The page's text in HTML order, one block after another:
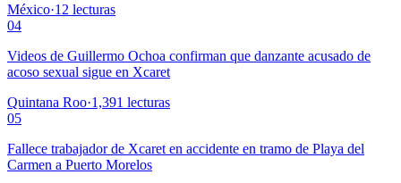
México·12 lecturas
04
Videos de Guillermo Ochoa confirman que danzante acusado de
acoso sexual sigue en Xcaret
Quintana Roo·1,391 lecturas
05
Fallece trabajador de Xcaret en accidente en tramo de Playa del
Carmen a Puerto Morelos